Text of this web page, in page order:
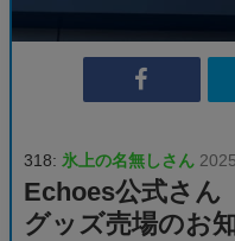
318: 氷上の名無しさん
Echoes公式さん
グッズ売場のお